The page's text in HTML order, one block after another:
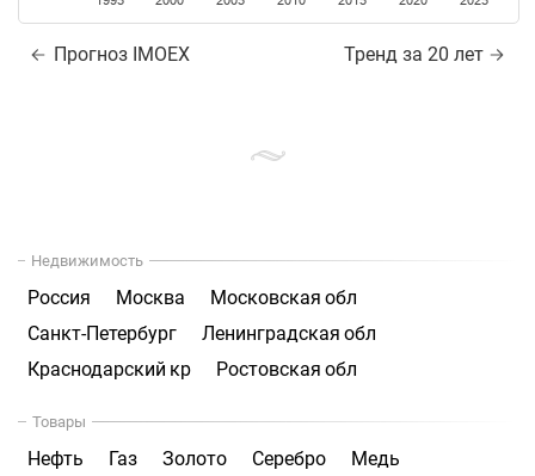
Прогноз IMOEX Тренд за 20 лет
Недвижимость
Россия Москва
Московская обл
Санкт-Петербург
Ленинградская обл
Краснодарский кр
Ростовская обл
Товары
Нефть Газ Золото Серебро
Медь